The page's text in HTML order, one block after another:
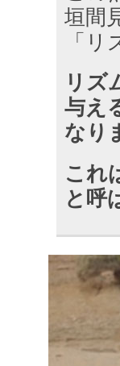
垣間
「
リズ
与え
なり
これ
と呼